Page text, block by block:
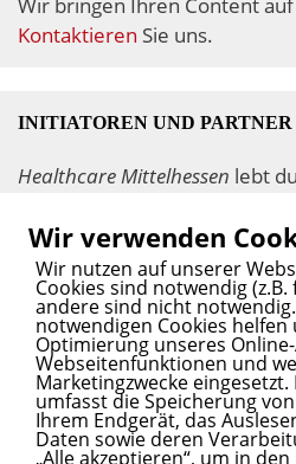
Wir bringen Ihren Content
Kontaktieren Sie uns.
INITIATOREN UND PARTNER
Healthcare Mittelhessen lebt
Krebs Digital Health
Impressum
© 2026 Healthcare Mittelhessen
Wir verwenden
Wir nutzen auf unserer
Cookies sind notwendig
andere sind nicht
notwendigen Cookies helfen
Optimierung unseres
Webseitenfunktionen und
Marketingzwecke
umfasst die Speicherung
Ihrem Endgerät, das
Daten sowie deren
„Alle akzeptieren“, um in